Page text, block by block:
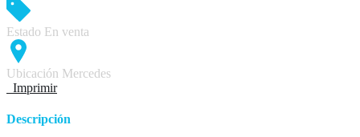
Estado En venta
Ubicación Mercedes
Imprimir
Descripción